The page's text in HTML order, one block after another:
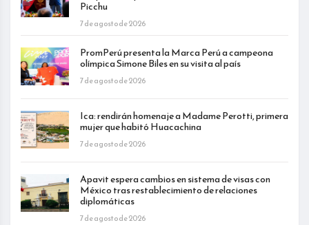
Picchu
7 de agosto de 2026
PromPerú presenta la Marca Perú a campeona
olímpica Simone Biles en su visita al país
7 de agosto de 2026
Ica: rendirán homenaje a Madame Perotti, primera
mujer que habitó Huacachina
7 de agosto de 2026
Apavit espera cambios en sistema de visas con
México tras restablecimiento de relaciones
diplomáticas
7 de agosto de 2026